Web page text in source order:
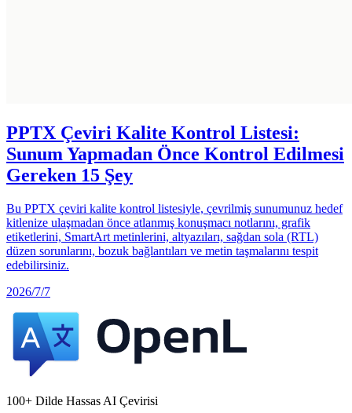
PPTX Çeviri Kalite Kontrol Listesi:
Sunum Yapmadan Önce Kontrol Edilmesi
Gereken 15 Şey
Bu PPTX çeviri kalite kontrol listesiyle, çevrilmiş sunumunuz hedef
kitlenize ulaşmadan önce atlanmış konuşmacı notlarını, grafik
etiketlerini, SmartArt metinlerini, altyazıları, sağdan sola (RTL)
düzen sorunlarını, bozuk bağlantıları ve metin taşmalarını tespit
edebilirsiniz.
2026/7/7
100+ Dilde Hassas AI Çevirisi